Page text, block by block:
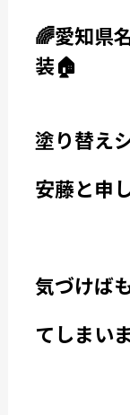
🌈愛知県
装🏠
塗り替え
安藤と申
気づけば
てしまい